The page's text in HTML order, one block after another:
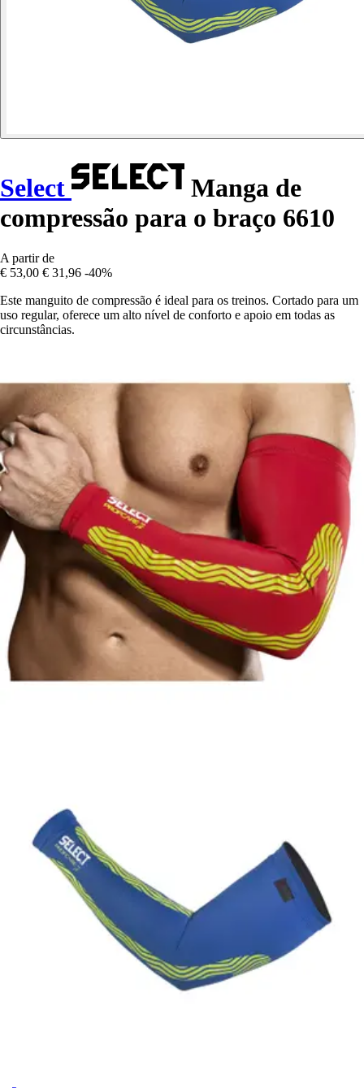
Select
Manga de
compressão para o braço 6610
A partir de
€ 53,00 € 31,96 -40%
Este manguito de compressão é ideal para os treinos. Cortado para um
uso regular, oferece um alto nível de conforto e apoio em todas as
circunstâncias.